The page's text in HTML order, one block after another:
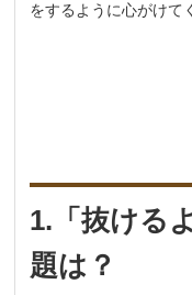
をするように心がけて
1.「抜ける
題は？